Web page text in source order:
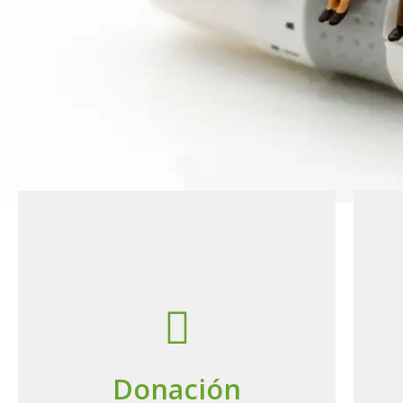
En PRO del bienestar y acceso
tecnologías a personas con
Donación